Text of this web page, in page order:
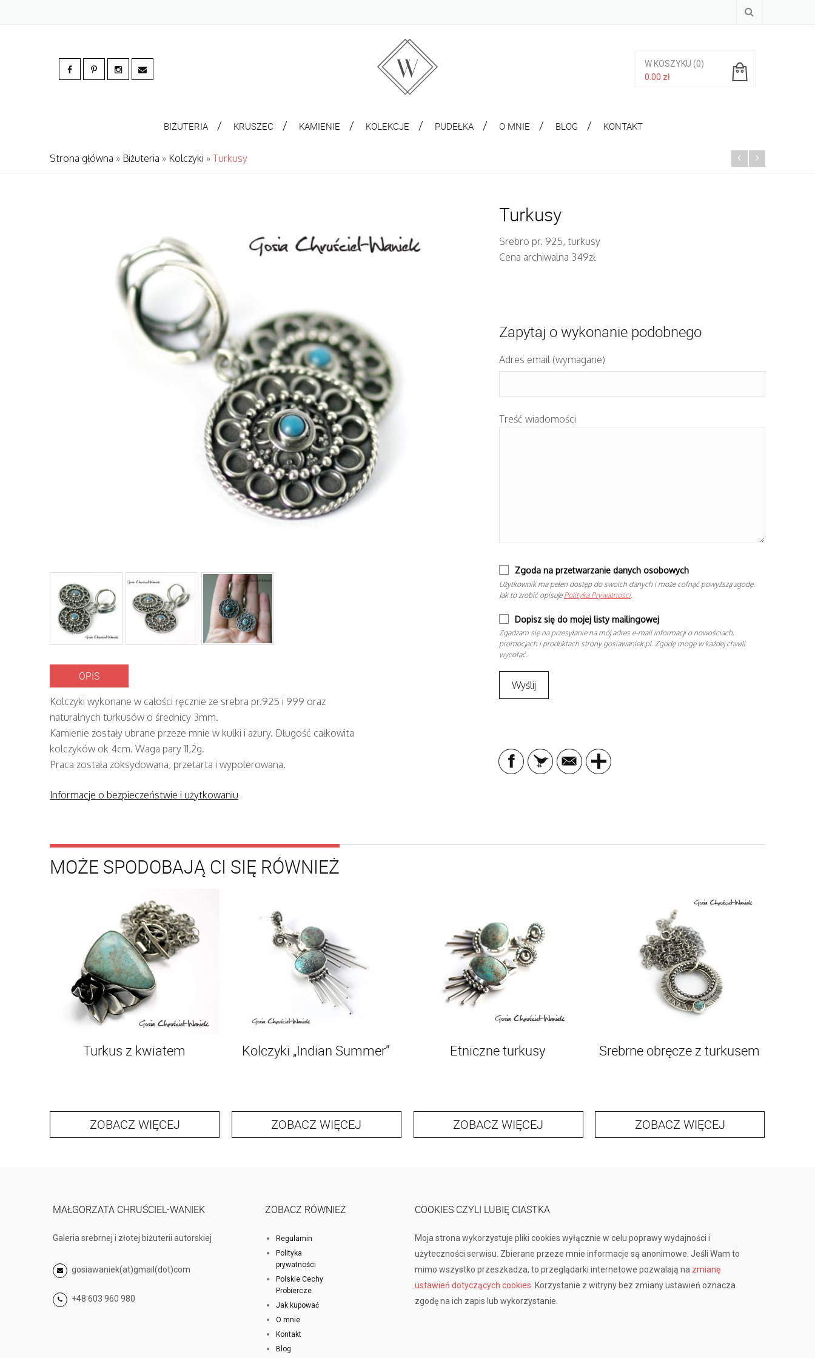
W KOSZYKU (0)
0.00 zł
BIŻUTERIA KRUSZEC KAMIENIE KOLEKCJE PUDEŁKA O MNIE BLOG KONTAKT
Strona główna » Biżuteria » Kolczyki » Turkusy
OPIS
Kolczyki wykonane w całości ręcznie ze srebra pr.925 i 999 oraz
naturalnych turkusów o średnicy 3mm.
Kamienie zostały ubrane przeze mnie w kulki i ażury. Długość całkowita
kolczyków ok 4cm. Waga pary 11,2g.
Praca została zoksydowana, przetarta i wypolerowana.
Informacje o bezpieczeństwie i użytkowaniu
Turkusy
Srebro pr. 925, turkusy
Cena archiwalna 349zł
Zapytaj o wykonanie podobnego
Adres email (wymagane)
Treść wiadomości
Zgoda na przetwarzanie danych osobowych
Użytkownik ma pełen dostęp do swoich danych i może cofnąć powyższą zgodę.
Jak to zrobić opisuje Polityka Prywatności.
Dopisz się do mojej listy mailingowej
Zgadzam się na przesyłanie na mój adres e-mail informacji o nowościach,
promocjach i produktach strony gosiawaniek.pl. Zgodę mogę w każdej chwili
wycofać.
MOŻE SPODOBAJĄ CI SIĘ RÓWNIEŻ
Turkus z kwiatem
ZOBACZ WIĘCEJ
Kolczyki „Indian Summer”
ZOBACZ WIĘCEJ
Etniczne turkusy
ZOBACZ WIĘCEJ
Srebrne obręcze z turkusem
ZOBACZ WIĘCEJ
MAŁGORZATA CHRUŚCIEL-WANIEK
Galeria srebrnej i złotej biżuterii autorskiej
gosiawaniek(at)gmail(dot)com
+48 603 960 980
ZOBACZ RÓWNIEŻ
Regulamin
Polityka
prywatności
Polskie Cechy
Probiercze
Jak kupować
O mnie
Kontakt
Blog
COOKIES CZYLI LUBIĘ CIASTKA
Moja strona wykorzystuje pliki cookies wyłącznie w celu poprawy wydajności i
użyteczności serwisu. Zbierane przeze mnie informacje są anonimowe. Jeśli Wam to
mimo wszystko przeszkadza, to przeglądarki internetowe pozwalają na zmianę
ustawień dotyczących cookies . Korzystanie z witryny bez zmiany ustawień oznacza
zgodę na ich zapis lub wykorzystanie.